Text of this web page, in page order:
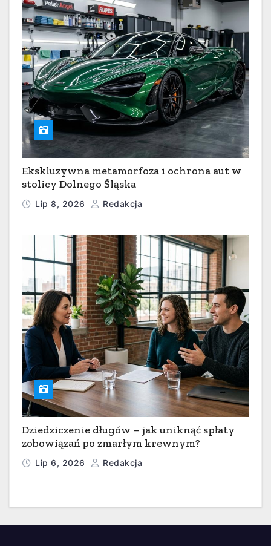
Ekskluzywna metamorfoza i ochrona aut w
stolicy Dolnego Śląska
Lip 8, 2026 Redakcja
Dziedziczenie długów – jak uniknąć spłaty
zobowiązań po zmarłym krewnym?
Lip 6, 2026 Redakcja